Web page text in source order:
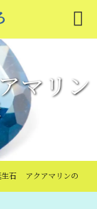

マリン
生石 アクアマリンの石の